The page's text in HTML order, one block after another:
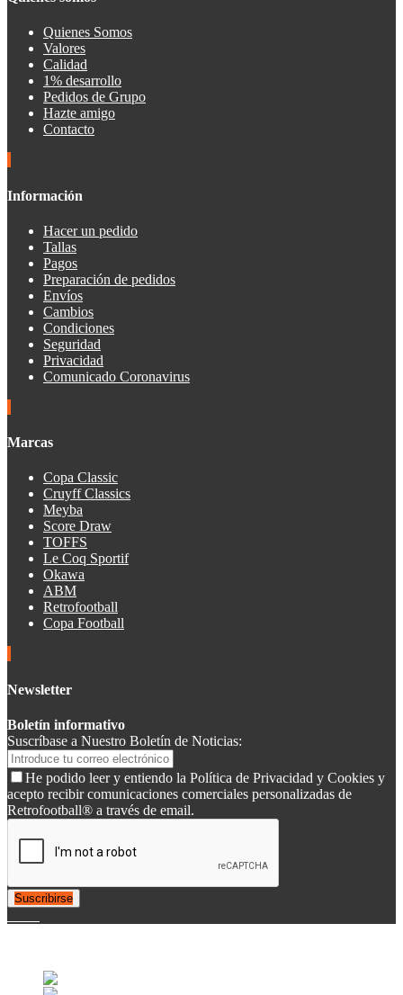
Quienes Somos
Valores
Calidad
1% desarrollo
Pedidos de Grupo
Hazte amigo
Contacto
Información
Hacer un pedido
Tallas
Pagos
Preparación de pedidos
Envíos
Cambios
Condiciones
Seguridad
Privacidad
Comunicado Coronavirus
Marcas
Copa Classic
Cruyff Classics
Meyba
Score Draw
TOFFS
Le Coq Sportif
Okawa
ABM
Retrofootball
Copa Football
Newsletter
Boletín informativo
Suscríbase a Nuestro Boletín de Noticias:
He podido leer y entiendo la Política de Privacidad y Cookies y
acepto recibir comunicaciones comerciales personalizadas de
Retrofootball® a través de email.
Suscribirse